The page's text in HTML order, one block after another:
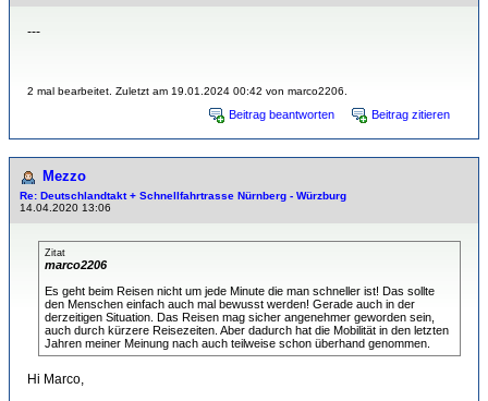
---
2 mal bearbeitet. Zuletzt am 19.01.2024 00:42 von marco2206.
Beitrag beantworten Beitrag zitieren
Mezzo
Re: Deutschlandtakt + Schnellfahrtrasse Nürnberg - Würzburg
14.04.2020 13:06
Zitat
marco2206
Es geht beim Reisen nicht um jede Minute die man schneller ist! Das sollte
den Menschen einfach auch mal bewusst werden! Gerade auch in der
derzeitigen Situation. Das Reisen mag sicher angenehmer geworden sein,
auch durch kürzere Reisezeiten. Aber dadurch hat die Mobilität in den letzten
Jahren meiner Meinung nach auch teilweise schon überhand genommen.
Hi Marco,